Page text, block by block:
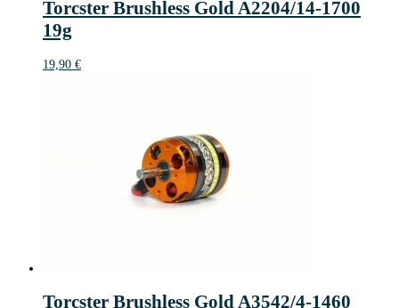
Torcster Brushless Gold A2204/14-1700
19g
19,90 €
Torcster Brushless Gold A3542/4-1460